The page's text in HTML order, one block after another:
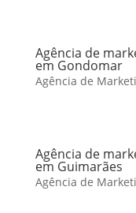
Agência de
em Gondomar
Agência de
Agência de
em Guimarães
Agência de